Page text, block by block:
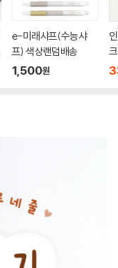
e-미래샤프(수능샤
프) 색상랜덤배송
1,500원
크